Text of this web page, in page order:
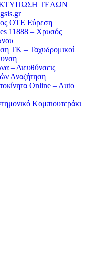
ΕΚΤΥΠΩΣΗ ΤΕΛΩΝ
ΟΤΕ Εύρεση
11888 – Χρυσός
ΤΚ – Ταχυδρομικοί
– Διευθύνσεις |
Αναζήτηση
Online – Auto
Κομπιουτεράκι